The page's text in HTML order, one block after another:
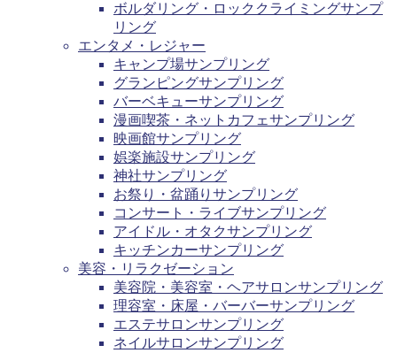
ボルダリング・ロッククライミングサンプ
リング
エンタメ・レジャー
キャンプ場サンプリング
グランピングサンプリング
バーベキューサンプリング
漫画喫茶・ネットカフェサンプリング
映画館サンプリング
娯楽施設サンプリング
神社サンプリング
お祭り・盆踊りサンプリング
コンサート・ライブサンプリング
アイドル・オタクサンプリング
キッチンカーサンプリング
美容・リラクゼーション
美容院・美容室・ヘアサロンサンプリング
理容室・床屋・バーバーサンプリング
エステサロンサンプリング
ネイルサロンサンプリング